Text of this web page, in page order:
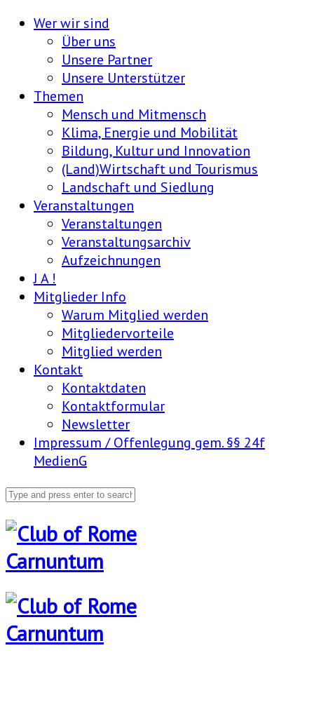
Wer wir sind
Über uns
Unsere Partner
Unsere Unterstützer
Themen
Mensch und Mitmensch
Klima, Energie und Mobilität
Bildung, Kultur und Innovation
(Land)Wirtschaft und Tourismus
Landschaft und Siedlung
Veranstaltungen
Veranstaltungen
Veranstaltungsarchiv
Aufzeichnungen
J A !
Mitglieder Info
Warum Mitglied werden
Mitgliedervorteile
Mitglied werden
Kontakt
Kontaktdaten
Kontaktformular
Newsletter
Impressum / Offenlegung gem. §§ 24f
MedienG